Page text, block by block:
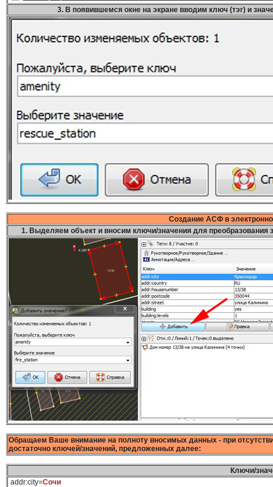
3. В появившемся окне на экране вводим ключ (тэг) и
Создание АСФ в
1. Выделяем объект и вносим ключи/значения для преобразования
Обращаем Ваше внимание на полноту вносимых данных - при
достаточно ключей/значений, предложенных далее:
Ключи/
addr:city=Сочи